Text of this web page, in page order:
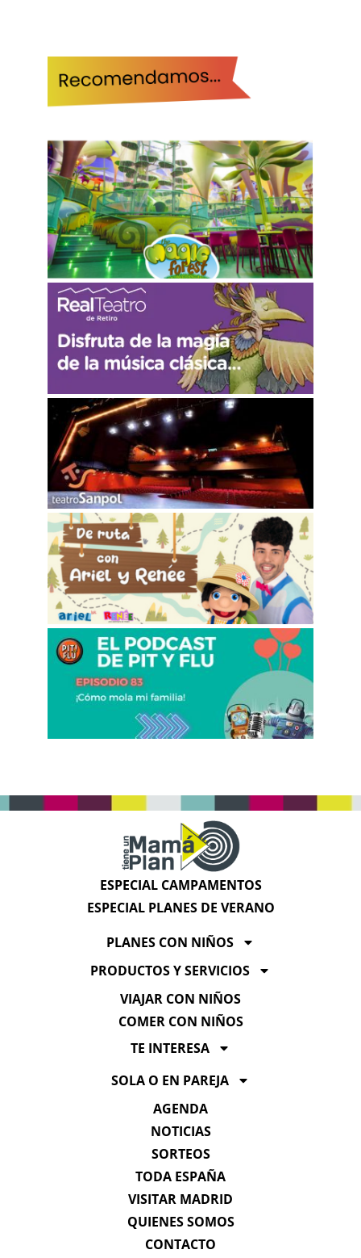
ESPECIAL CAMPAMENTOS
ESPECIAL PLANES DE VERANO
PLANES CON NIÑOS
PRODUCTOS Y SERVICIOS
VIAJAR CON NIÑOS
COMER CON NIÑOS
TE INTERESA
SOLA O EN PAREJA
AGENDA
NOTICIAS
SORTEOS
TODA ESPAÑA
VISITAR MADRID
QUIENES SOMOS
CONTACTO